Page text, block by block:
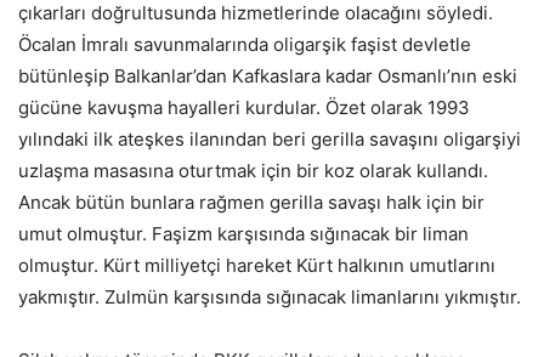
çıkarları doğrultusunda hizmetlerinde olacağını söyledi.
Öcalan İmralı savunmalarında oligarşik faşist devletle
bütünleşip Balkanlar’dan Kafkaslara kadar Osmanlı’nın eski
gücüne kavuşma hayalleri kurdular. Özet olarak 1993
yılındaki ilk ateşkes ilanından beri gerilla savaşını oligarşiyi
uzlaşma masasına oturtmak için bir koz olarak kullandı.
Ancak bütün bunlara rağmen gerilla savaşı halk için bir
umut olmuştur. Faşizm karşısında sığınacak bir liman
olmuştur. Kürt milliyetçi hareket Kürt halkının umutlarını
yakmıştır. Zulmün karşısında sığınacak limanlarını yıkmıştır.